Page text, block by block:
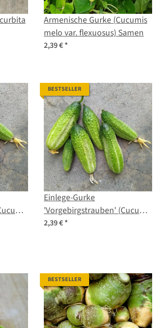
Armenische Gurke (Cucumis
melo var. flexuosus) Samen
2,39 €*
BESTSELLER
Einlege-Gurke
'Vorgebirgstrauben' (Cucumis
sativus) Samen
2,39 €*
BESTSELLER